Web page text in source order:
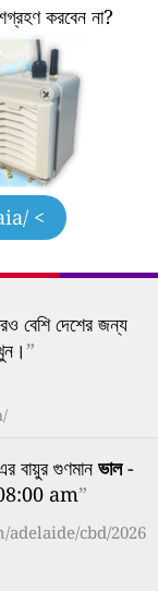
করবেন না?
<
বেশি দেশের জন্য
”
গুণমান ভাল-
am”
cbd/2026